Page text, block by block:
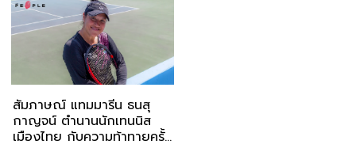
สัมภาษณ์ แทมมารีน ธนสุ
กาญจน์ ตำนานนักเทนนิส
เมืองไทย กับความท้าทายครั้ง